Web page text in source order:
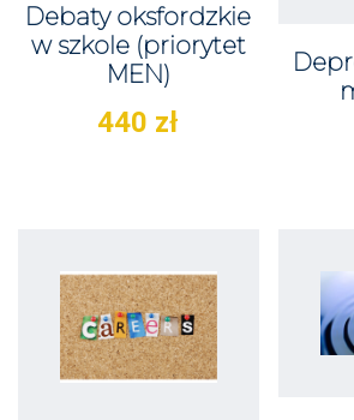
Debaty oksfordzkie
w szkole (priorytet
MEN)
440 zł